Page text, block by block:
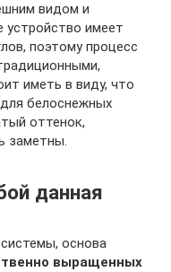
видом и
имеет
поэтому процесс
иметь в виду, что
белоснежных
оттенок,
заметны.
данная
основа
выращенных